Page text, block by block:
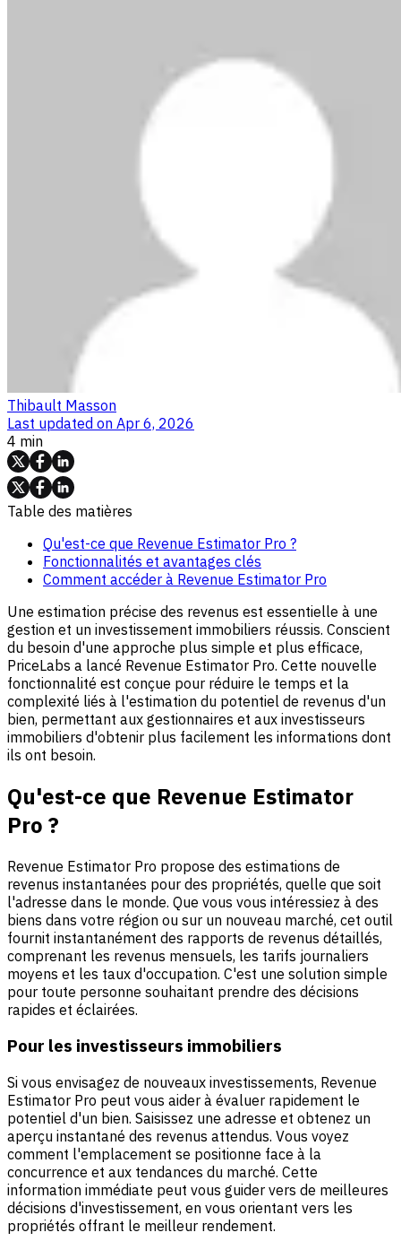
Thibault Masson
Last updated on Apr 6, 2026
4 min
Table des matières
Qu'est-ce que Revenue Estimator Pro ?
Fonctionnalités et avantages clés
Comment accéder à Revenue Estimator Pro
Une estimation précise des revenus est essentielle à une
gestion et un investissement immobiliers réussis. Conscient
du besoin d'une approche plus simple et plus efficace,
PriceLabs a lancé Revenue Estimator Pro. Cette nouvelle
fonctionnalité est conçue pour réduire le temps et la
complexité liés à l'estimation du potentiel de revenus d'un
bien, permettant aux gestionnaires et aux investisseurs
immobiliers d'obtenir plus facilement les informations dont
ils ont besoin.
Qu'est-ce que Revenue Estimator
Pro ?
Revenue Estimator Pro propose des estimations de
revenus instantanées pour des propriétés, quelle que soit
l'adresse dans le monde. Que vous vous intéressiez à des
biens dans votre région ou sur un nouveau marché, cet outil
fournit instantanément des rapports de revenus détaillés,
comprenant les revenus mensuels, les tarifs journaliers
moyens et les taux d'occupation. C'est une solution simple
pour toute personne souhaitant prendre des décisions
rapides et éclairées.
Pour les investisseurs immobiliers
Si vous envisagez de nouveaux investissements, Revenue
Estimator Pro peut vous aider à évaluer rapidement le
potentiel d'un bien. Saisissez une adresse et obtenez un
aperçu instantané des revenus attendus. Vous voyez
comment l'emplacement se positionne face à la
concurrence et aux tendances du marché. Cette
information immédiate peut vous guider vers de meilleures
décisions d'investissement, en vous orientant vers les
propriétés offrant le meilleur rendement.